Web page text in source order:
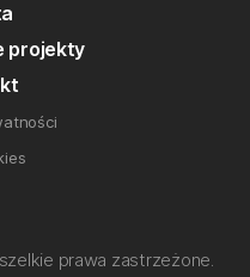
projekty
prawa zastrzeżone.